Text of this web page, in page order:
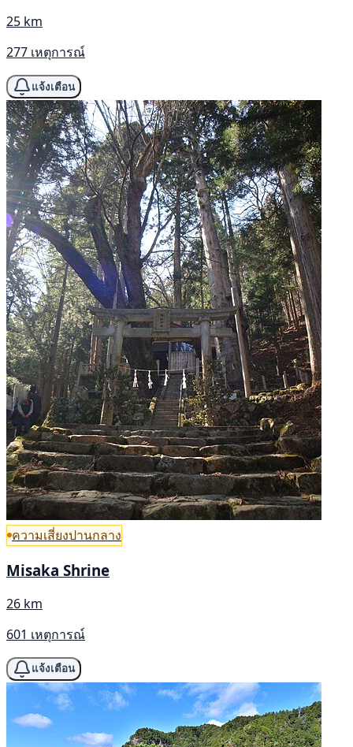
25 km
277 เหตุการณ์
แจ้งเตือน
ความเสี่ยงปานกลาง
Misaka Shrine
26 km
601 เหตุการณ์
แจ้งเตือน